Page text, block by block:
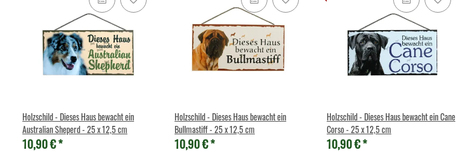
Holzschild - Dieses Haus bewacht ein
Australian Sheperd - 25 x 12,5 cm
10,90 €*
Holzschild - Dieses Haus bewacht ein
Bullmastiff - 25 x 12,5 cm
10,90 €*
Holzschild - Dieses Haus bewacht ein Cane
Corso - 25 x 12,5 cm
10,90 €*